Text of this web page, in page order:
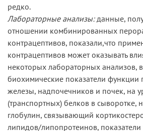
редко.
Лабораторные анализы:данные,
отношении комбинированных
контрацептивов, показали,что
контрацептивов может оказывать
некоторых лабораторных анализов,
биохимические показатели
железы, надпочечников и почек, на
(транспортных) белков в сыворотке,
глобулин, связывающий
липидов/липопротеинов,